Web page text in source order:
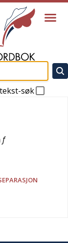
søk
f